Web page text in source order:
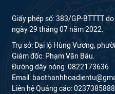
Giấy phép số: 383/GP-BTTTT
ngày 29 tháng 07 năm 2022.
Trụ sở: Đại lộ Hùng Vương,
Giám đốc: Phạm Văn Báu.
Đường dây nóng: 0822173636
Email:
Liên hệ Quảng cáo: